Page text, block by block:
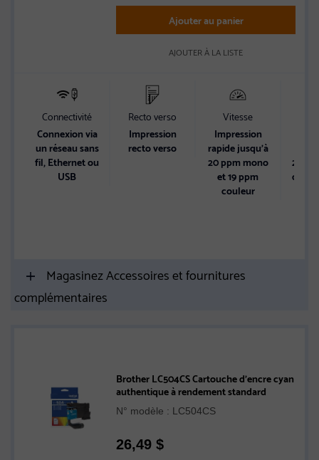
Ajouter au panier
AJOUTER À LA LISTE
Connectivité
Connexion via
un réseau sans
fil, Ethernet ou
USB
Recto verso
Impression
recto verso
Vitesse
Impression
rapide jusqu’à
20 ppm mono
et 19 ppm
couleur
2
Magasinez Accessoires et fournitures
complémentaires
Brother LC504CS Cartouche d’encre cyan
authentique à rendement standard
N° modèle : LC504CS
26,49 $